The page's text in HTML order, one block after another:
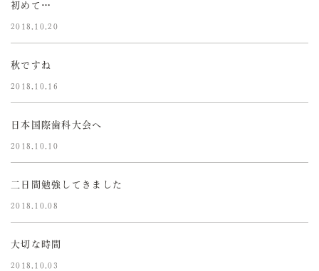
初めて…
2018.10.20
秋ですね
2018.10.16
日本国際歯科大会へ
2018.10.10
二日間勉強してきました
2018.10.08
大切な時間
2018.10.03